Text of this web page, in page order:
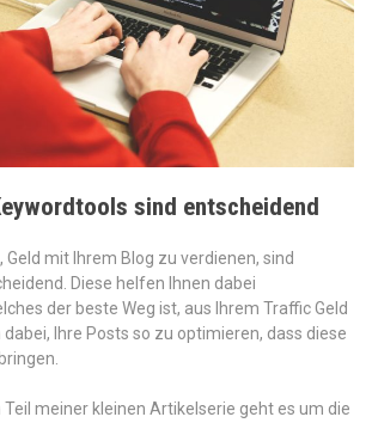
sind entscheidend
Geld mit Ihrem Blog zu verdienen, sind
Diese helfen Ihnen dabei
der beste Weg ist, aus Ihrem Traffic Geld
Ihre Posts so zu optimieren, dass diese
meiner kleinen Artikelserie geht es um die